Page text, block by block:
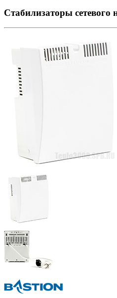
Стабилизаторы сетевого